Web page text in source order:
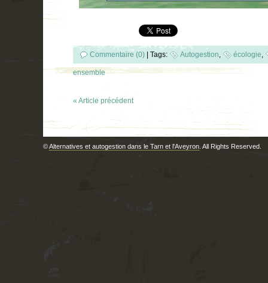
Commentaire (0) | Tags: Autogestion écologie
ensemble
« Article précédent
©Alternatives et autogestion dans le Tarn et l'Aveyron . All Rights Reserved.